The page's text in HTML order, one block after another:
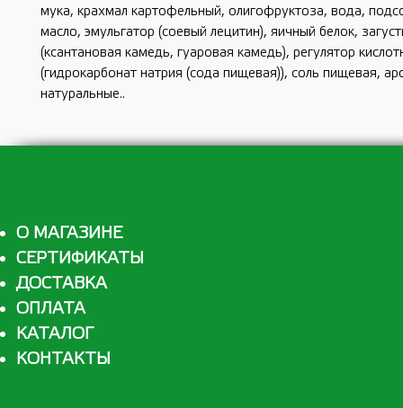
мука, крахмал картофельный, олигофруктоза, вода,
масло, эмульгатор (соевый лецитин), яичный белок,
(ксантановая камедь, гуаровая камедь), регулятор
(гидрокарбонат натрия (сода пищевая)), соль пищевая,
натуральные..
О МАГАЗИНЕ
СЕРТИФИКАТЫ
ДОСТАВКА
ОПЛАТА
КАТАЛОГ
КОНТАКТЫ